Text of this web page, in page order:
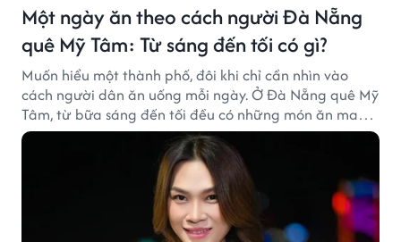
Một ngày ăn theo cách người Đà Nẵng
quê Mỹ Tâm: Từ sáng đến tối có gì?
Muốn hiểu một thành phố, đôi khi chỉ cần nhìn vào
cách người dân ăn uống mỗi ngày. Ở Đà Nẵng quê Mỹ
Tâm, từ bữa sáng đến tối đều có những món ăn mang
đậm dấu ấn miền Trung.